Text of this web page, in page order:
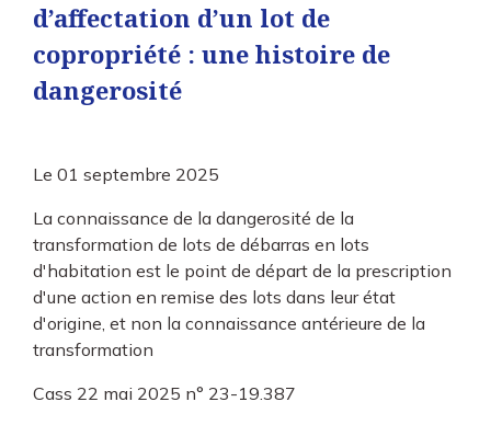
d’affectation d’un lot de
copropriété : une histoire de
dangerosité
Le 01 septembre 2025
La connaissance de la dangerosité de la
transformation de lots de débarras en lots
d'habitation est le point de départ de la prescription
d'une action en remise des lots dans leur état
d'origine, et non la connaissance antérieure de la
transformation
Cass 22 mai 2025 n° 23-19.387